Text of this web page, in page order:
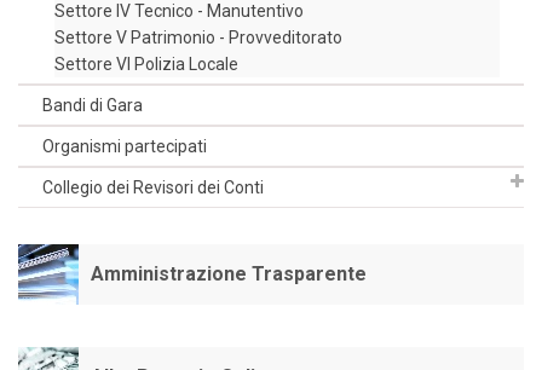
Settore IV Tecnico - Manutentivo
Settore V Patrimonio - Provveditorato
Settore VI Polizia Locale
Bandi di Gara
Organismi partecipati
Collegio dei Revisori dei Conti
Amministrazione Trasparente